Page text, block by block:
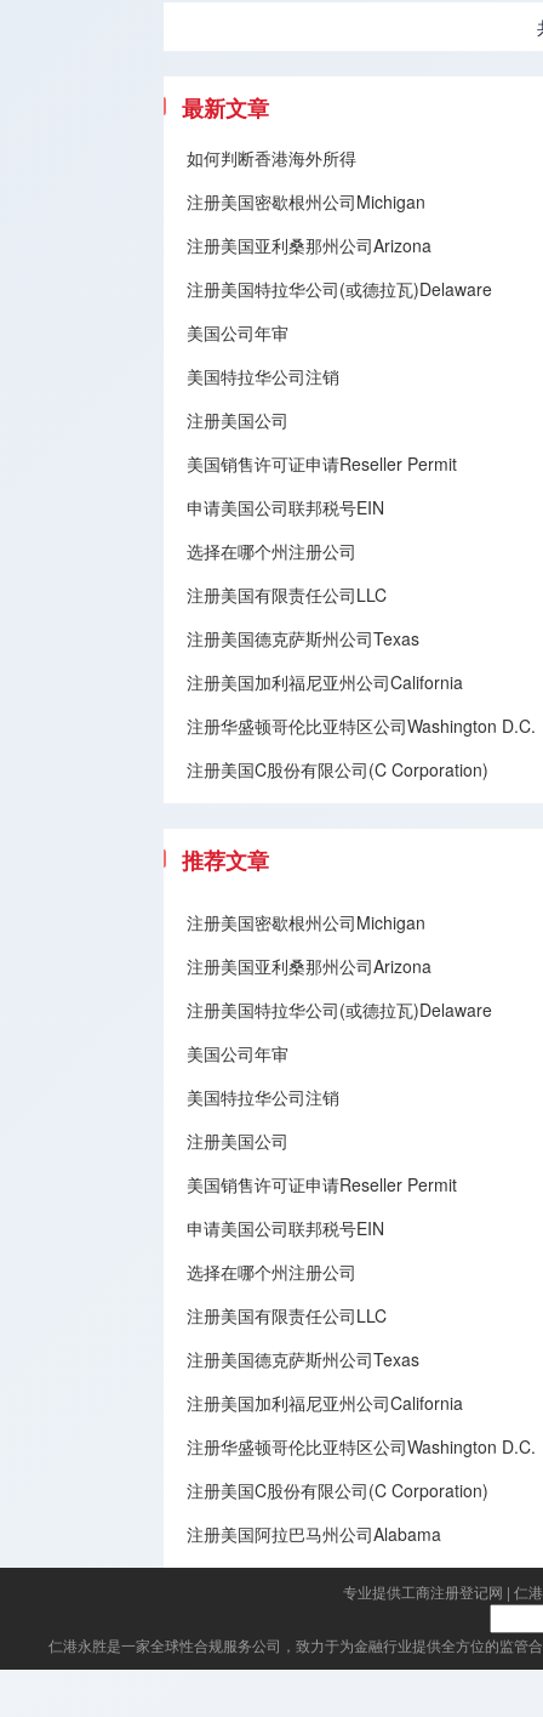
最新文章
如何判断香港海外所得
注册美国密歇根州公司Michigan
注册美国亚利桑那州公司Arizona
注册美国特拉华公司(或德拉瓦)Delaware
美国公司年审
美国特拉华公司注销
注册美国公司
美国销售许可证申请Reseller Permit
申请美国公司联邦税号EIN
选择在哪个州注册公司
注册美国有限责任公司LLC
注册美国德克萨斯州公司Texas
注册美国加利福尼亚州公司California
注册华盛顿哥伦比亚特区公司Washington D.C.
注册美国C股份有限公司(C Corporation)
推荐文章
注册美国密歇根州公司Michigan
注册美国亚利桑那州公司Arizona
注册美国特拉华公司(或德拉瓦)Delaware
美国公司年审
美国特拉华公司注销
注册美国公司
美国销售许可证申请Reseller Permit
申请美国公司联邦税号EIN
选择在哪个州注册公司
注册美国有限责任公司LLC
注册美国德克萨斯州公司Texas
注册美国加利福尼亚州公司California
注册华盛顿哥伦比亚特区公司Washington D.C.
注册美国C股份有限公司(C Corporation)
注册美国阿拉巴马州公司Alabama
专业提供工商注册登记网 | 仁
仁港永胜是一家全球性合规服务公司，致力于为金融行业提供全方位的监管